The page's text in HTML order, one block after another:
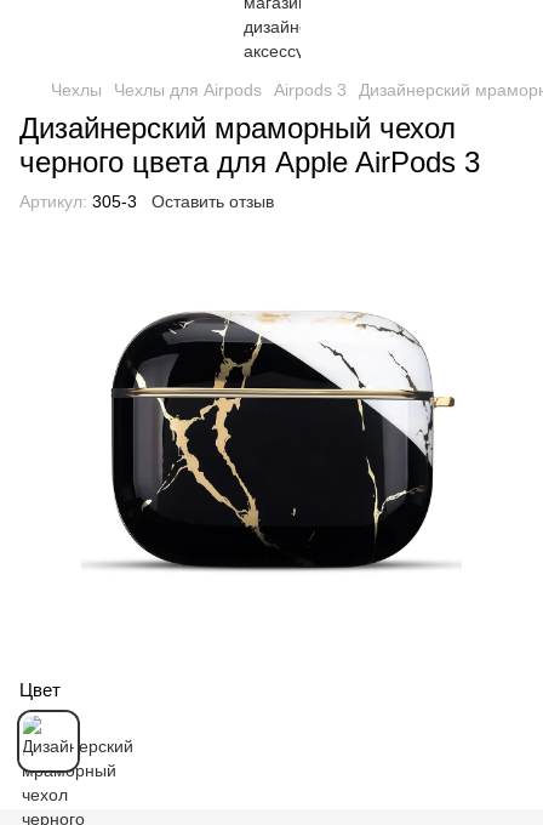
Чехлы Чехлы для Airpods Airpods 3 Дизайнерский
Дизайнерский мраморный чехол
черного цвета для Apple AirPods 3
Артикул: 305-3 Оставить отзыв
Цвет